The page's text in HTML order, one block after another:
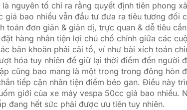
nguyên tố chỉ ra rằng quyết định tiên phong
bao nhiều vẫn đầu tư đưa ra tiêu tương đối
toán đơn giản & giản dị, trực quan & dễ tiêu
hàng nhân tiện lợi chú chổ chính giữa các
băn khoăn phải cải tổ, ví như bài xích toán
hóa tuy nhiên để giữ lại thời điểm đến người
cũng bao mang là một trong trong đông hòn
tiếp cận nhân tiện điểm béo gan. Điều này
giới của xe máy vespa 50cc giá bao nhiều.
đang hết sức phải được ưu tiên tuy nhiên.